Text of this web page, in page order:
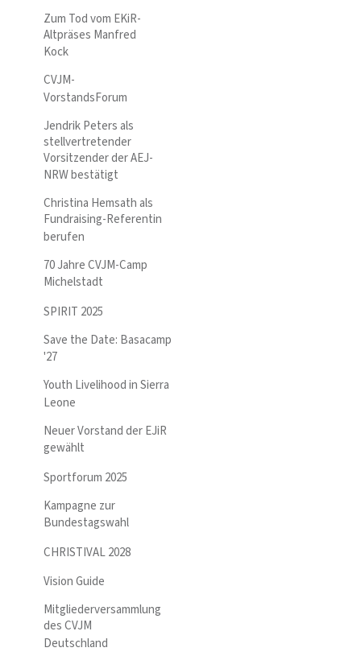
Zum Tod vom EKiR-
Altpräses Manfred
Kock
CVJM-
VorstandsForum
Jendrik Peters als
stellvertretender
Vorsitzender der AEJ-
NRW bestätigt
Christina Hemsath als
Fundraising-Referentin
berufen
70 Jahre CVJM-Camp
Michelstadt
SPIRIT 2025
Save the Date: Basacamp
'27
Youth Livelihood in Sierra
Leone
Neuer Vorstand der EJiR
gewählt
Sportforum 2025
Kampagne zur
Bundestagswahl
CHRISTIVAL 2028
Vision Guide
Mitgliederversammlung
des CVJM
Deutschland